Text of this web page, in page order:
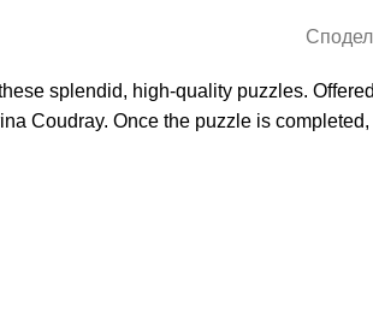
splendid, high-quality puzzles.
Coudray. Once the puzzle is